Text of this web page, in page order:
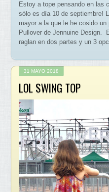
Estoy a tope pensando en las
sólo es día 10 de septiembre!
mayor a la que le he cosido un
Pullover de Jennuine Design.
raglan en dos partes y un 3
31 MAYO 2018
LOL SWING TOP